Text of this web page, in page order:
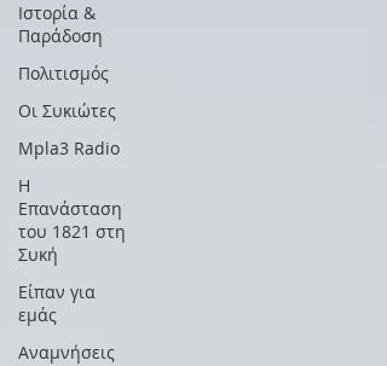
Ιστορία &
Παράδοση
Πολιτισμός
Οι Συκιώτες
Mpla3 Radio
Η
Επανάσταση
του 1821 στη
Συκή
Είπαν για
εμάς
Αναμνήσεις